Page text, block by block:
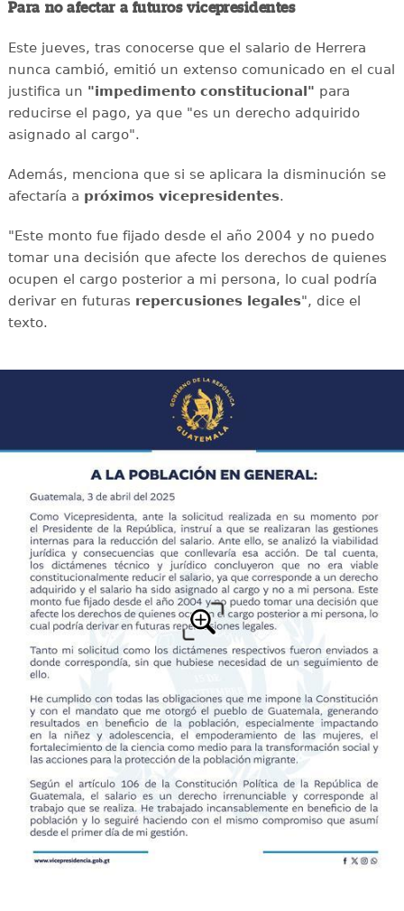
Para no afectar a futuros vicepresidentes
Este jueves, tras conocerse que el salario de Herrera
nunca cambió, emitió un extenso comunicado en el cual
justifica un "impedimento constitucional" para
reducirse el pago, ya que "es un derecho adquirido
asignado al cargo".
Además, menciona que si se aplicara la disminución se
afectaría a próximos vicepresidentes.
"Este monto fue fijado desde el año 2004 y no puedo
tomar una decisión que afecte los derechos de quienes
ocupen el cargo posterior a mi persona, lo cual podría
derivar en futuras repercusiones legales", dice el
texto.